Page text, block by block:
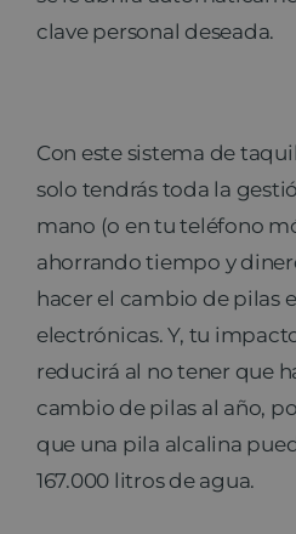
clave personal deseada.
Con este sistema de
solo tendrás toda la
mano (o en tu teléfono
ahorrando tiempo y
hacer el cambio de pilas
electrónicas. Y, tu
reducirá al no tener que
cambio de pilas al año,
que una pila alcalina
167.000 litros de agua.